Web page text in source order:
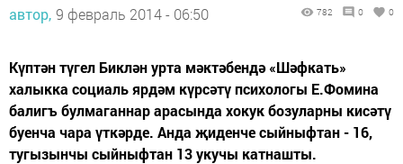
автор, 9 февраль 2014 - 06:50 782 0 0
Күптән түгел Биклән урта мәктәбендә «Шәфкать»
халыкка социаль ярдәм күрсәтү психологы Е.Фомина
балигъ булмаганнар арасында хокук бозуларны кисәтү
буенча чара үткәрде. Анда җиденче сыйныфтан - 16,
тугызынчы сыйныфтан 13 укучы катнашты.